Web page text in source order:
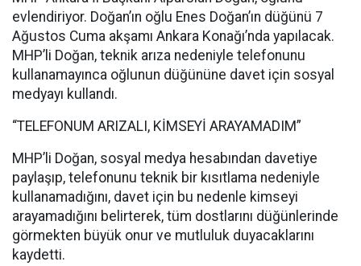
evlendiriyor. Doğan’ın oğlu Enes Doğan’ın düğünü 7
Ağustos Cuma akşamı Ankara Konağı’nda yapılacak.
MHP’li Doğan, teknik arıza nedeniyle telefonunu
kullanamayınca oğlunun düğününe davet için sosyal
medyayı kullandı.
“TELEFONUM ARIZALI, KİMSEYİ ARAYAMADIM”
MHP’li Doğan, sosyal medya hesabından davetiye
paylaşıp, telefonunu teknik bir kısıtlama nedeniyle
kullanamadığını, davet için bu nedenle kimseyi
arayamadığını belirterek, tüm dostlarını düğünlerinde
görmekten büyük onur ve mutluluk duyacaklarını
kaydetti.